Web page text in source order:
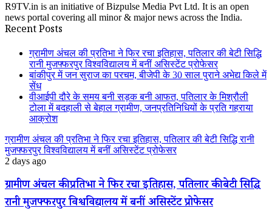
R9TV.in is an initiative of Bizpulse Media Pvt Ltd. It is an open
news portal covering all minor & major news across the India.
Recent Posts
ग्रामीण अंचल की प्रतिभा ने फिर रचा इतिहास, पतिलार की बेटी सिद्धि
रानी मुजफ्फरपुर विश्वविद्यालय में बनीं असिस्टेंट प्रोफेसर
बांकीपुर में जन सुराज का परचम, बीजेपी के 30 साल पुराने अभेद्य किले में
सेंध
वीआईपी दौरे के समय बनी सड़क बनी आफत, पतिलार के मिश्रौली
टोला में बदहाली से बेहाल ग्रामीण, जनप्रतिनिधियों के प्रति गहराया
आक्रोश
ग्रामीण अंचल की प्रतिभा ने फिर रचा इतिहास, पतिलार की बेटी सिद्धि रानी
मुजफ्फरपुर विश्वविद्यालय में बनीं असिस्टेंट प्रोफेसर
2 days ago
ग्रामीण अंचल की प्रतिभा ने फिर रचा इतिहास, पतिलार की बेटी सिद्धि
रानी मुजफ्फरपुर विश्वविद्यालय में बनीं असिस्टेंट प्रोफेसर